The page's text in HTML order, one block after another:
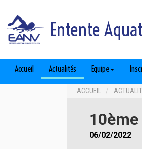
Entente
Accueil Actualités Equipe
ACCUEIL
06/02/2022